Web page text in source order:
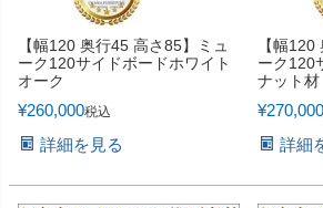
【幅120 奥行45 高さ85】ミュ
ーク120サイドボードホワイト
オーク
¥260,000税込
詳細を見る
【幅
ーク120
ナット材
¥270,000
詳細